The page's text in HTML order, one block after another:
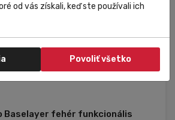
Baselayer fehér funkcionális
od vás získali, keď ste používali ich
Povoliť všetko